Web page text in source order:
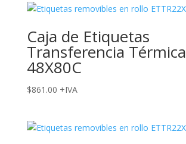
Caja de Etiquetas
Transferencia Térmica
48X80C
$861.00 +IVA